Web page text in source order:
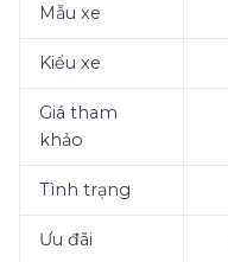
Mẫu xe
Kiểu xe
Giá tham
khảo
Tình trạng
Ưu đãi